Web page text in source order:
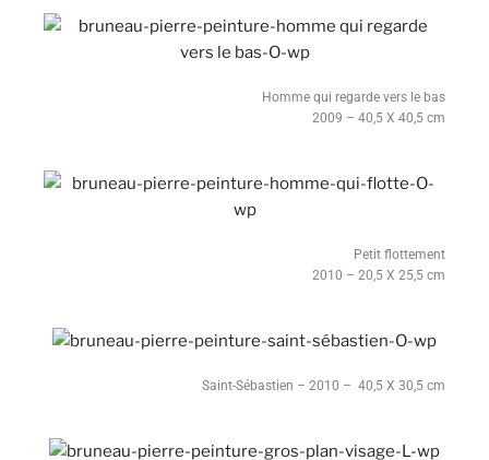
Homme qui regarde vers le bas
2009 – 40,5 X 40,5 cm
Petit flottement
2010 – 20,5 X 25,5 cm
Saint-Sébastien – 2010 – 40,5 X 30,5 cm